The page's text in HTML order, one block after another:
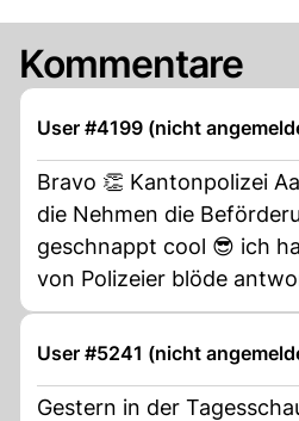
Kommentare
User #4199 (nicht
Bravo 👏 Kantonpolizei Aarau Regional Polizei
die Nehmen die Beförderung
geschnappt cool 😎 ich habe auch gehört
User #5241 (nicht
Gestern in der